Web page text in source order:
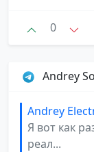
0
Andrey
Andrey
Я вот как
реал...